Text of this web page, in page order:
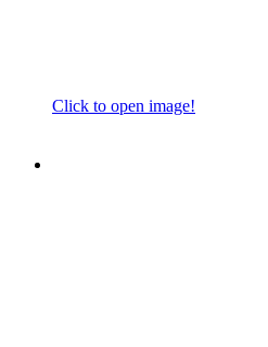
Click to open image!